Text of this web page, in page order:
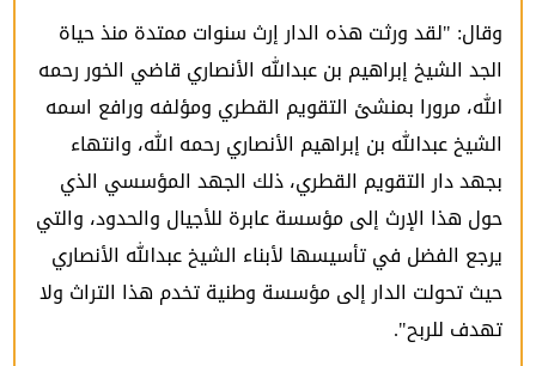
وقال: "لقد ورثت هذه الدار إرث سنوات ممتدة منذ حياة
الجد الشيخ إبراهيم بن عبدالله الأنصاري قاضي الخور رحمه
الله، مرورا بمنشئ التقويم القطري ومؤلفه ورافع اسمه
الشيخ عبدالله بن إبراهيم الأنصاري رحمه الله، وانتهاء
بجهد دار التقويم القطري، ذلك الجهد المؤسسي الذي
حول هذا الإرث إلى مؤسسة عابرة للأجيال والحدود، والتي
يرجع الفضل في تأسيسها لأبناء الشيخ عبدالله الأنصاري
حيث تحولت الدار إلى مؤسسة وطنية تخدم هذا التراث ولا
تهدف للربح".